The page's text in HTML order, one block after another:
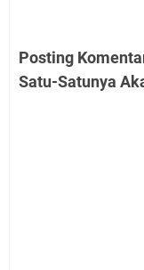
Posting
Satu-Satunya